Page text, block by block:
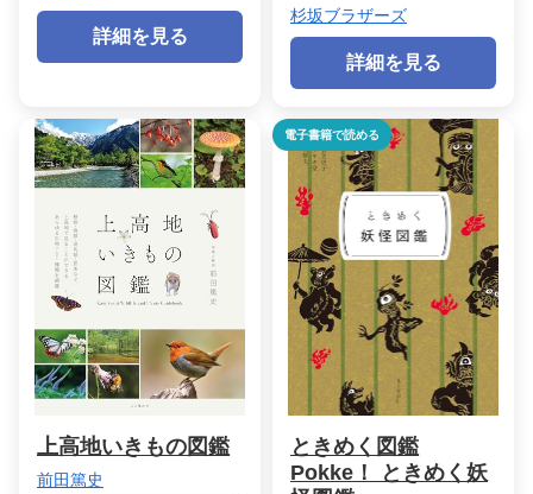
詳細を見る
杉坂ブラザーズ
詳細を見る
上高地いきもの図鑑
前田篤史
電子書籍で読める
ときめく図鑑
Pokke！ ときめく妖